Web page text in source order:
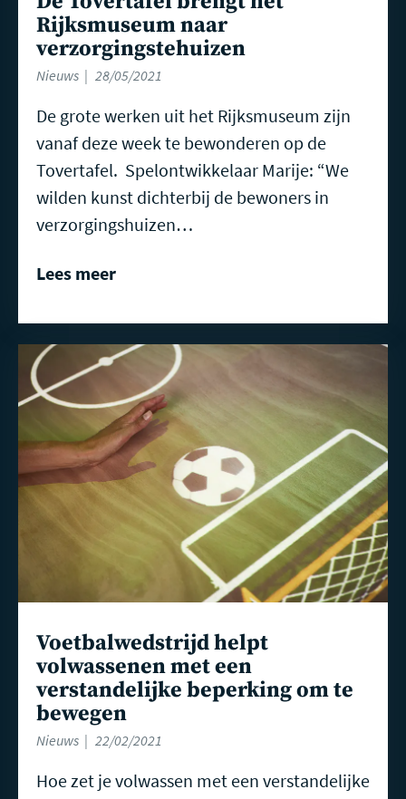
Rijksmuseum naar
verzorgingstehuizen
Nieuws 28/05/2021
De grote werken uit het Rijksmuseum zijn
vanaf deze week te bewonderen op de
Tovertafel. Spelontwikkelaar Marije: “We
wilden kunst dichterbij de bewoners in
verzorgingshuizen…
Lees meer
Voetbalwedstrijd helpt
volwassenen met een
verstandelijke beperking om te
bewegen
Nieuws 22/02/2021
Hoe zet je volwassen met een verstandelijke
Lees
meer